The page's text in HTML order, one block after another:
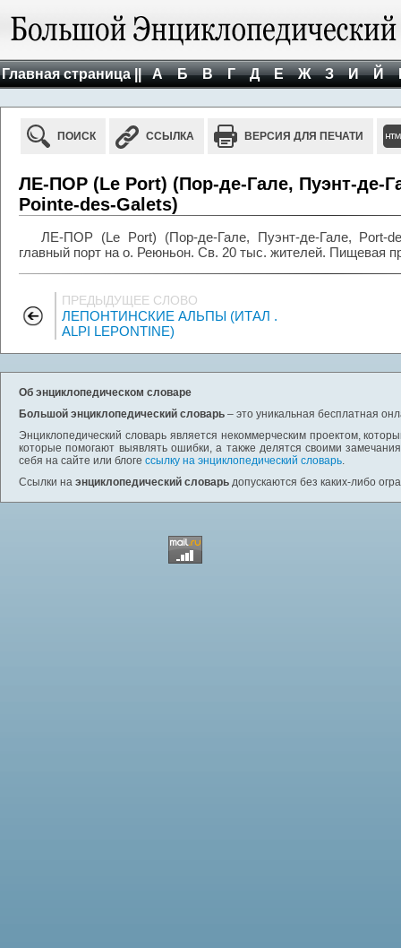
Главная страница || А Б В Г Д Е Ж З И Й
ПОИСК ССЫЛКА ВЕРСИЯ ДЛЯ ПЕЧАТИ
ЛЕ-ПОР (Le Port) (Пор-де-Гале, Пуэнт-де-
Pointe-des-Galets)
ЛЕ-ПОР (Le Port) (Пор-де-Гале, Пуэнт-де-Гале, Port-
главный порт на о. Реюньон. Св. 20 тыс. жителей. Пищевая
ПРЕДЫДУЩЕЕ СЛОВО
ЛЕПОНТИНСКИЕ АЛЬПЫ (ИТАЛ .
ALPI LEPONTINE)
Об энциклопедическом словаре
Большой энциклопедический словарь – это уникальная бесплатная
Энциклопедический словарь является некоммерческим проектом,
которые помогают выявлять ошибки, а также делятся своими
себя на сайте или блоге ссылку на энциклопедический словарь.
Ссылки на энциклопедический словарь допускаются без каких-либо